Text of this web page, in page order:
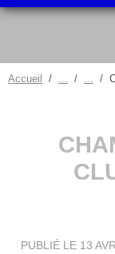
Accueil
PUBLIÉ LE 13